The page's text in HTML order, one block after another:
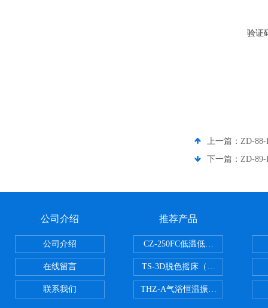
验证
上一篇： ZD-
下一篇： ZD-
公司介绍
公司介绍
在线留言
联系我们
推荐产品
CZ-250FC低温低湿种子储藏柜
TS-3D脱色摇床（三维运动）
THZ-A气浴恒温振荡器